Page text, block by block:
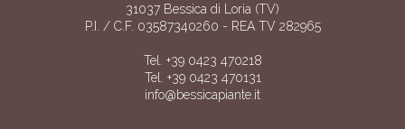
31037 Bessica di Loria (TV)
P.I. / C.F. 03587340260 - REA TV 282965
Tel. +39 0423 470218
Tel. +39 0423 470131
info@bessicapiante.it